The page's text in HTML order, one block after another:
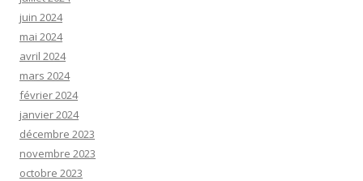
juin 2024
mai 2024
avril 2024
mars 2024
février 2024
janvier 2024
décembre 2023
novembre 2023
octobre 2023